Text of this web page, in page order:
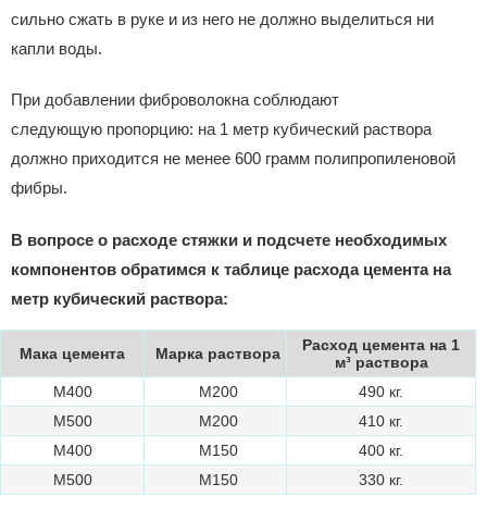
сильно сжать в руке и из него не должно выделиться ни
капли воды.
При добавлении фиброволокна соблюдают
следующую пропорцию: на 1 метр кубический раствора
должно приходится не менее 600 грамм полипропиленовой
фибры.
В вопросе о расходе стяжки и подсчете необходимых
компонентов обратимся к таблице расхода цемента на
метр кубический раствора:
Мака цемента Марка раствора
Расход цемента на 1
м³ раствора
М400
М200
490 кг.
М500
М200
410 кг.
М400
М150
400 кг.
М500
М150 330 кг.